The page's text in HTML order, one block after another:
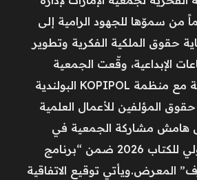
من سموّها للجهود الرامية إلى
حقوق الملكية الفكرية وتطوير
الإبداعية، وقّعت الجمعية
اتفاقية تعاون ثنائية مع منظمة KOPIPOL البولندية
المؤلفين للأعمال العلمية
هامش مشاركة الجمعية في
معرض وارسو الدولي للكتاب 2026 ضمن “برنامج
المعرض.ويأتي توقيع الاتفاقية